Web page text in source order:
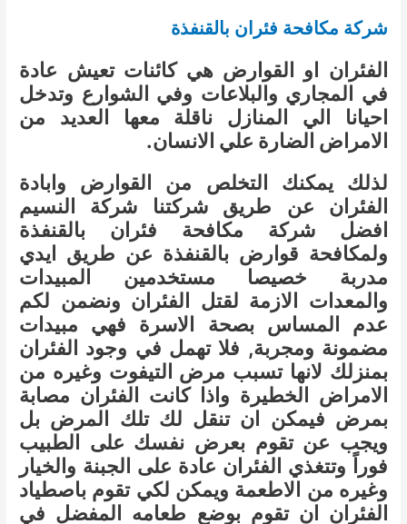
شركة مكافحة فئران بالقنفذة
الفئران او القوارض هي كائنات تعيش عادة
في المجاري والبلاعات وفي الشوارع وتدخل
احيانا الي المنازل ناقلة معها العديد من
الامراض الضارة علي الانسان.
لذلك يمكنك التخلص من القوارض وابادة
الفئران عن طريق شركتنا شركة النسيم
افضل شركة مكافحة فئران بالقنفذة
ولمكافحة قوارض بالقنفذة عن طريق ايدي
مدربة خصيصا مستخدمين المبيدات
والمعدات الازمة لقتل الفئران ونضمن لكم
عدم المساس بصحة الاسرة فهي مبيدات
مضمونة ومجربة, فلا تهمل في وجود الفئران
بمنزلك لانها تسبب مرض التيفوت وغيره من
الامراض الخطيرة واذا كانت الفئران مصابة
بمرض فيمكن ان تنقل لك تلك المرض بل
ويجب عن تقوم بعرض نفسك على الطبيب
فوراً وتتغذي الفئران عادة على الجبنة والخيار
وغيره من الاطعمة ويمكن لكي تقوم باصطياد
الفئران ان تقوم بوضع طعامه المفضل في